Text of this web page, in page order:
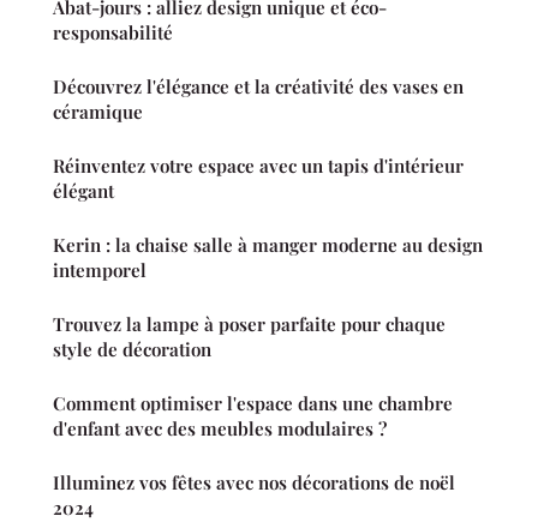
Abat-jours : alliez design unique et éco-
responsabilité
Découvrez l'élégance et la créativité des vases en
céramique
Réinventez votre espace avec un tapis d'intérieur
élégant
Kerin : la chaise salle à manger moderne au design
intemporel
Trouvez la lampe à poser parfaite pour chaque
style de décoration
Comment optimiser l'espace dans une chambre
d'enfant avec des meubles modulaires ?
Illuminez vos fêtes avec nos décorations de noël
2024